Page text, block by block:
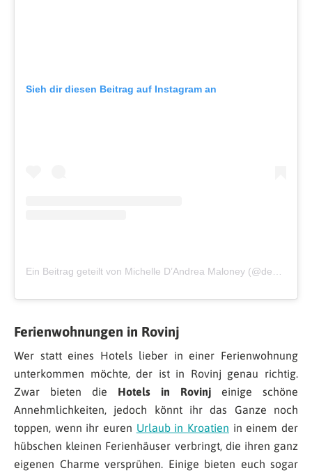
Sieh dir diesen Beitrag auf Instagram an
Ferienwohnungen in Rovinj
Wer statt eines Hotels lieber in einer Ferienwohnung
unterkommen möchte, der ist in Rovinj genau richtig.
Zwar bieten die Hotels in Rovinj einige schöne
Annehmlichkeiten, jedoch könnt ihr das Ganze noch
toppen, wenn ihr euren Urlaub in Kroatien in einem der
hübschen kleinen Ferienhäuser verbringt, die ihren ganz
eigenen Charme versprühen. Einige bieten euch sogar